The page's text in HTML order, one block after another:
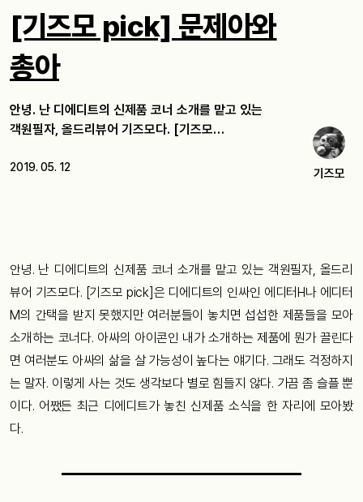
[기즈모 pick] 문제아와
총아
안녕. 난 디에디트의 신제품 코너 소개를 맡고 있는
객원필자, 올드리뷰어 기즈모다. [기즈모…
2019. 05. 12 기즈모
안녕. 난 디에디트의 신제품 코너 소개를 맡고 있는 객원필자, 올드리
뷰어 기즈모다. [기즈모 pick]은 디에디트의 인싸인 에디터H나 에디터
M의 간택을 받지 못했지만 여러분들이 놓치면 섭섭한 제품들을 모아
소개하는 코너다. 아싸의 아이콘인 내가 소개하는 제품에 뭔가 끌린다
면 여러분도 아싸의 삶을 살 가능성이 높다는 얘기다. 그래도 걱정하지
는 말자. 이렇게 사는 것도 생각보다 별로 힘들지 않다. 가끔 좀 슬플 뿐
이다. 어쨌든 최근 디에디트가 놓친 신제품 소식을 한 자리에 모아봤
다.